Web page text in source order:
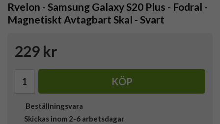
Rvelon - Samsung Galaxy S20 Plus - Fodral -
Magnetiskt Avtagbart Skal - Svart
229 kr
KÖP
Beställningsvara
Skickas inom 2-6 arbetsdagar